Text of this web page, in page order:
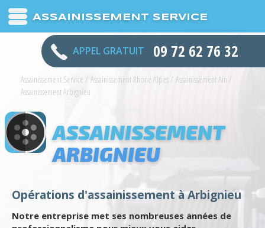
ASSAINISSEMENT SERVICE
APPEL GRATUIT 09 72 62 76 32
Assainissement Service / Assainissement Rhone Alpes / Assainissement Ain /
Assainissement Arbignieu
ASSAINISSEMENT
ARBIGNIEU
Opérations d'assainissement à Arbignieu
Notre entreprise met ses nombreuses années de